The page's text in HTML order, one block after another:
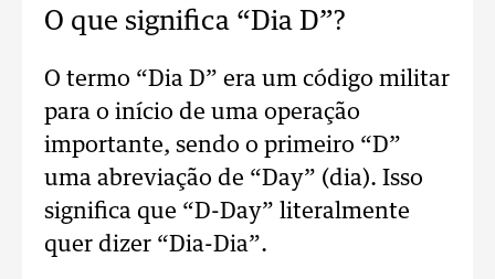
O que significa “Dia D”?
O termo “Dia D” era um código militar
para o início de uma operação
importante, sendo o primeiro “D”
uma abreviação de “Day” (dia). Isso
significa que “D-Day” literalmente
quer dizer “Dia-Dia”.